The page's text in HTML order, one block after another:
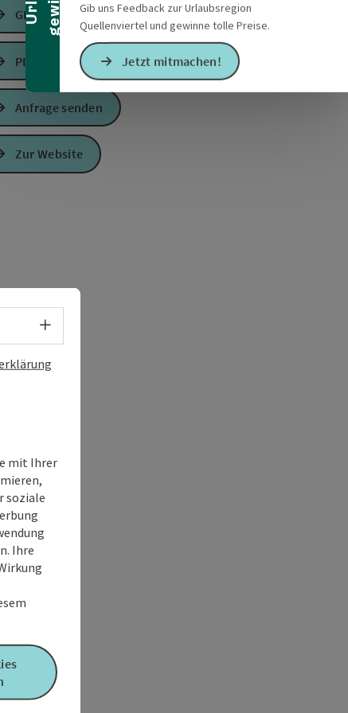
Gib uns Feedback zur Urlaubsregion
Quellenviertel und gewinne tolle Preise.
Jetzt mitmachen!
öffnen
GPS Daten downloaden
PDF erstellen
Anfrage senden
Zur Website
Sprachwahl - Menü öffnen
mit Ihrer
soziale
Ihre